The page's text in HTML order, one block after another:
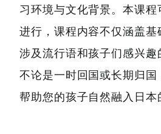
习环境与文化背景。本课
进行，课程内容不仅涵盖基
涉及流行语和孩子们感兴趣
不论是一时回国或长期归国
帮助您的孩子自然融入日本